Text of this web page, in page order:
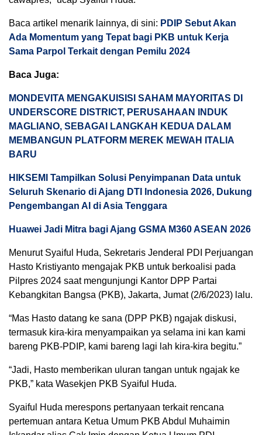
Baca artikel menarik lainnya, di sini: PDIP Sebut Akan
Ada Momentum yang Tepat bagi PKB untuk Kerja
Sama Parpol Terkait dengan Pemilu 2024
Baca Juga:
MONDEVITA MENGAKUISISI SAHAM MAYORITAS DI
UNDERSCORE DISTRICT, PERUSAHAAN INDUK
MAGLIANO, SEBAGAI LANGKAH KEDUA DALAM
MEMBANGUN PLATFORM MEREK MEWAH ITALIA
BARU
HIKSEMI Tampilkan Solusi Penyimpanan Data untuk
Seluruh Skenario di Ajang DTI Indonesia 2026, Dukung
Pengembangan AI di Asia Tenggara
Huawei Jadi Mitra bagi Ajang GSMA M360 ASEAN 2026
Menurut Syaiful Huda, Sekretaris Jenderal PDI Perjuangan
Hasto Kristiyanto mengajak PKB untuk berkoalisi pada
Pilpres 2024 saat mengunjungi Kantor DPP Partai
Kebangkitan Bangsa (PKB), Jakarta, Jumat (2/6/2023) lalu.
“Mas Hasto datang ke sana (DPP PKB) ngajak diskusi,
termasuk kira-kira menyampaikan ya selama ini kan kami
bareng PKB-PDIP, kami bareng lagi lah kira-kira begitu.”
“Jadi, Hasto memberikan uluran tangan untuk ngajak ke
PKB,” kata Wasekjen PKB Syaiful Huda.
Syaiful Huda merespons pertanyaan terkait rencana
pertemuan antara Ketua Umum PKB Abdul Muhaimin